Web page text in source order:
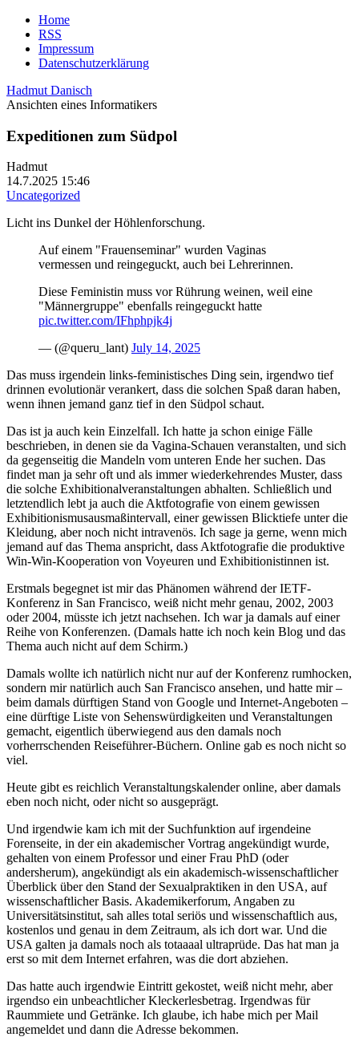
Home
RSS
Impressum
Datenschutzerklärung
Hadmut Danisch
Ansichten eines Informatikers
Expeditionen zum Südpol
Hadmut
14.7.2025 15:46
Uncategorized
Licht ins Dunkel der Höhlenforschung.
Auf einem "Frauenseminar" wurden Vaginas
vermessen und reingeguckt, auch bei Lehrerinnen.
Diese Feministin muss vor Rührung weinen, weil eine
"Männergruppe" ebenfalls reingeguckt hatte
pic.twitter.com/IFhphpjk4j
— (@queru_lant) July 14, 2025
Das muss irgendein links-feministisches Ding sein, irgendwo tief
drinnen evolutionär verankert, dass die solchen Spaß daran haben,
wenn ihnen jemand ganz tief in den Südpol schaut.
Das ist ja auch kein Einzelfall. Ich hatte ja schon einige Fälle
beschrieben, in denen sie da Vagina-Schauen veranstalten, und sich
da gegenseitig die Mandeln vom unteren Ende her suchen. Das
findet man ja sehr oft und als immer wiederkehrendes Muster, dass
die solche Exhibitionalveranstaltungen abhalten. Schließlich und
letztendlich lebt ja auch die Aktfotografie von einem gewissen
Exhibitionismusausmaßintervall, einer gewissen Blicktiefe unter die
Kleidung, aber noch nicht intravenös. Ich sage ja gerne, wenn mich
jemand auf das Thema anspricht, dass Aktfotografie die produktive
Win-Win-Kooperation von Voyeuren und Exhibitionistinnen ist.
Erstmals begegnet ist mir das Phänomen während der IETF-
Konferenz in San Francisco, weiß nicht mehr genau, 2002, 2003
oder 2004, müsste ich jetzt nachsehen. Ich war ja damals auf einer
Reihe von Konferenzen. (Damals hatte ich noch kein Blog und das
Thema auch nicht auf dem Schirm.)
Damals wollte ich natürlich nicht nur auf der Konferenz rumhocken,
sondern mir natürlich auch San Francisco ansehen, und hatte mir –
beim damals dürftigen Stand von Google und Internet-Angeboten –
eine dürftige Liste von Sehenswürdigkeiten und Veranstaltungen
gemacht, eigentlich überwiegend aus den damals noch
vorherrschenden Reiseführer-Büchern. Online gab es noch nicht so
viel.
Heute gibt es reichlich Veranstaltungskalender online, aber damals
eben noch nicht, oder nicht so ausgeprägt.
Und irgendwie kam ich mit der Suchfunktion auf irgendeine
Forenseite, in der ein akademischer Vortrag angekündigt wurde,
gehalten von einem Professor und einer Frau PhD (oder
andersherum), angekündigt als ein akademisch-wissenschaftlicher
Überblick über den Stand der Sexualpraktiken in den USA, auf
wissenschaftlicher Basis. Akademikerforum, Angaben zu
Universitätsinstitut, sah alles total seriös und wissenschaftlich aus,
kostenlos und genau in dem Zeitraum, als ich dort war. Und die
USA galten ja damals noch als totaaaal ultraprüde. Das hat man ja
erst so mit dem Internet erfahren, was die dort abziehen.
Das hatte auch irgendwie Eintritt gekostet, weiß nicht mehr, aber
irgendso ein unbeachtlicher Kleckerlesbetrag. Irgendwas für
Raummiete und Getränke. Ich glaube, ich habe mich per Mail
angemeldet und dann die Adresse bekommen.